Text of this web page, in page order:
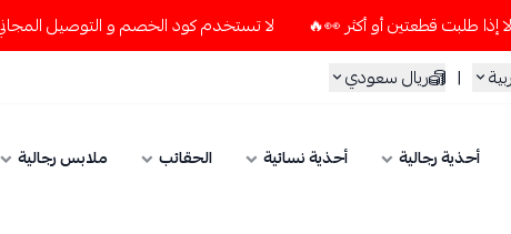
لا تستخدم كود الخصم و التوصيل المجاني " N7 " إلا إذا طلبت قطعتين أو أكثر 👀🔥
| ريال سعودي
أحذية رجالية أحذية نسائية الحقائب ملابس رجالية